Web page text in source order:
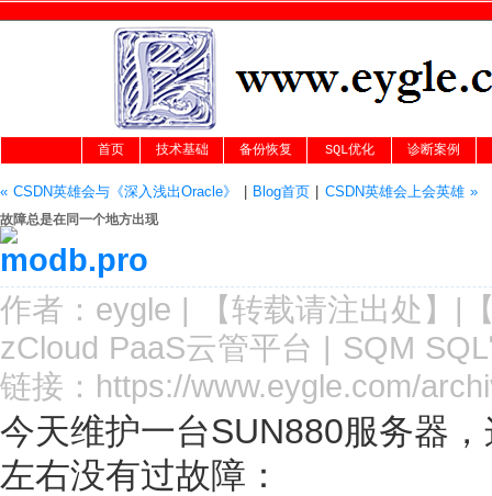
首页 技术基础 备份恢复 SQL优化 诊断案例
« CSDN英雄会与《深入浅出Oracle》 Blog首页| CSDN英雄会上会英雄 »
故障总是在同一个地方出现
作者： eygle | 【转载请注出处 】|
zCloud PaaS云管平台 | SQM
链接： https://www.eygle.com/
今天维护一台SUN880服务器
左右没有过故障：